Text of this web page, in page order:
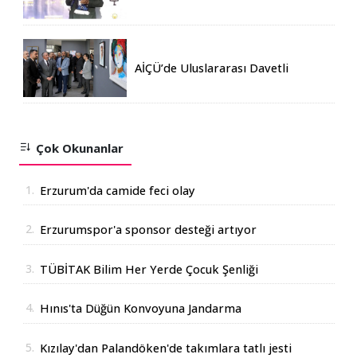
AİÇÜ’de Uluslararası Davetli
Çok Okunanlar
1. Erzurum'da camide feci olay
2. Erzurumspor'a sponsor desteği artıyor
3. TÜBİTAK Bilim Her Yerde Çocuk Şenliği
4. Hınıs'ta Düğün Konvoyuna Jandarma
5. Kızılay'dan Palandöken'de takımlara tatlı jesti